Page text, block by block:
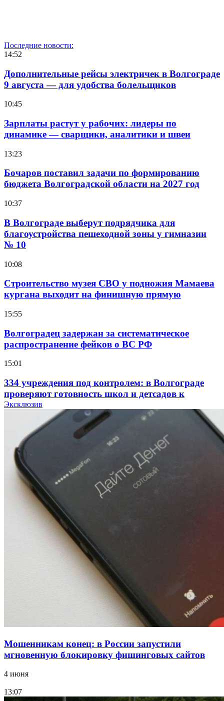
Последние новости:
14:52
Дополнительные рейсы электричек в Волгограде
9 августа — для удобства болельщиков
10:45
Зарплаты растут у рабочих: лидеры по
динамике — сварщики, аналитики и швеи
13:23
Бочаров поставил задачи по формированию
бюджета Волгоградской области на 2027 год
10:37
В Волгограде выберут подрядчика для
благоустройства пешеходной зоны у гимназии
№ 10
10:08
Строительство музея СВО у подножия Мамаева
кургана выходит на финишную прямую
15:55
Волгоградец задержан за систематическое
распространение фейков о ВС РФ
15:01
334 учреждения под контролем: в Волгограде
проверяют готовность школ и детсадов к
учебному году
Покушение на убийство в Волгограде: девушка
напала на незнакомую женщину с ножом
12:39
Сладкий праздник в Волгограде: в Центральном
парке прошёл фестиваль „Арбузный переполох“
Волгоградские компании нарастили экспорт:
заключены контракты на 3,6 млн долларов
Эксклюзив
Мошенникам конец: в России запустили
мгновенную блокировку фишинговых сайтов
4 июня
13:07